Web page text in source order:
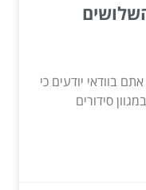
בוודאי יודעים כי
סידורים